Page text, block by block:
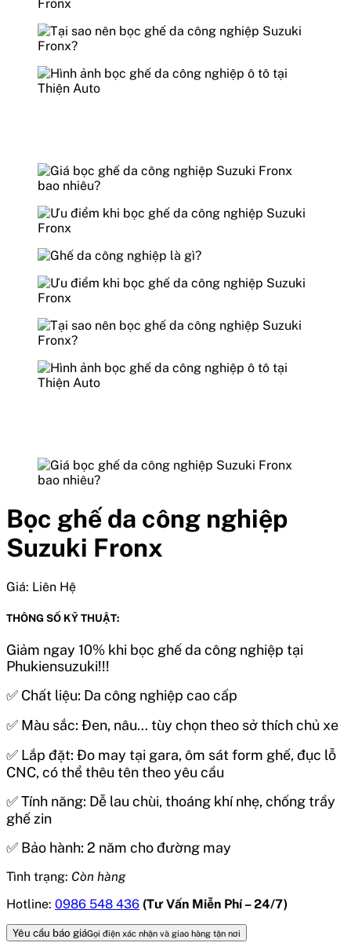
Bọc ghế da công nghiệp
Suzuki Fronx
Giá: Liên Hệ
THÔNG SỐ KỸ THUẬT:
Giảm ngay 10% khi bọc ghế da công nghiệp tại
Phukiensuzuki!!!
✅ Chất liệu: Da công nghiệp cao cấp
✅ Màu sắc: Đen, nâu… tùy chọn theo sở thích chủ xe
✅ Lắp đặt: Đo may tại gara, ôm sát form ghế, đục lỗ
CNC, có thể thêu tên theo yêu cầu
✅ Tính năng: Dễ lau chùi, thoáng khí nhẹ, chống trầy
ghế zin
✅ Bảo hành: 2 năm cho đường may
Tình trạng: Còn hàng
Hotline: 0986 548 436 (Tư Vấn Miễn Phí – 24/7)
Yêu cầu báo giáGọi điện xác nhận và giao hàng tận nơi